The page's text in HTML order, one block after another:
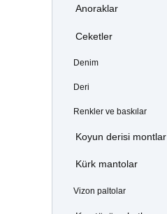
Anoraklar
Ceketler
Denim
Deri
Renkler ve baskılar
Koyun derisi montlar
Kürk mantolar
Vizon paltolar